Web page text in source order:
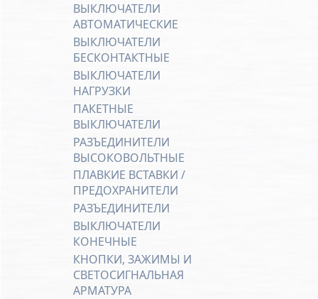
ВЫКЛЮЧАТЕЛИ
АВТОМАТИЧЕСКИЕ
ВЫКЛЮЧАТЕЛИ
БЕСКОНТАКТНЫЕ
ВЫКЛЮЧАТЕЛИ
НАГРУЗКИ
ПАКЕТНЫЕ
ВЫКЛЮЧАТЕЛИ
РАЗЪЕДИНИТЕЛИ
ВЫСОКОВОЛЬТНЫЕ
ПЛАВКИЕ ВСТАВКИ /
ПРЕДОХРАНИТЕЛИ
РАЗЪЕДИНИТЕЛИ
ВЫКЛЮЧАТЕЛИ
КОНЕЧНЫЕ
КНОПКИ, ЗАЖИМЫ И
СВЕТОСИГНАЛЬНАЯ
АРМАТУРА